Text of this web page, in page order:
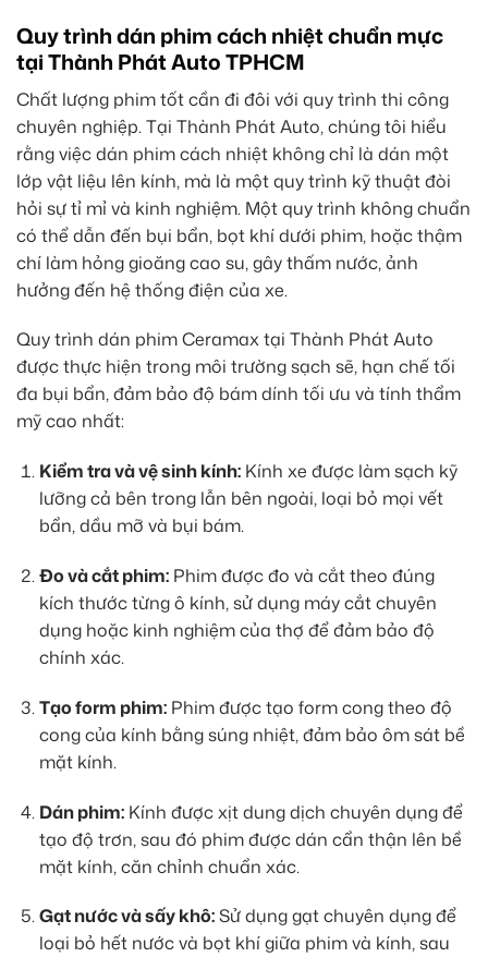
Quy trình dán phim cách nhiệt chuẩn mực
tại Thành Phát Auto TPHCM
Chất lượng phim tốt cần đi đôi với quy trình thi công
chuyên nghiệp. Tại Thành Phát Auto, chúng tôi hiểu
rằng việc dán phim cách nhiệt không chỉ là dán một
lớp vật liệu lên kính, mà là một quy trình kỹ thuật đòi
hỏi sự tỉ mỉ và kinh nghiệm. Một quy trình không chuẩn
có thể dẫn đến bụi bẩn, bọt khí dưới phim, hoặc thậm
chí làm hỏng gioăng cao su, gây thấm nước, ảnh
hưởng đến hệ thống điện của xe.
Quy trình dán phim Ceramax tại Thành Phát Auto
được thực hiện trong môi trường sạch sẽ, hạn chế tối
đa bụi bẩn, đảm bảo độ bám dính tối ưu và tính thẩm
mỹ cao nhất:
Kiểm tra và vệ sinh kính:Kính xe được làm sạch kỹ
lưỡng cả bên trong lẫn bên ngoài, loại bỏ mọi vết
bẩn, dầu mỡ và bụi bám.
Đo và cắt phim:Phim được đo và cắt theo đúng
kích thước từng ô kính, sử dụng máy cắt chuyên
dụng hoặc kinh nghiệm của thợ để đảm bảo độ
chính xác.
Tạo form phim:Phim được tạo form cong theo độ
cong của kính bằng súng nhiệt, đảm bảo ôm sát bề
mặt kính.
Dán phim:Kính được xịt dung dịch chuyên dụng để
tạo độ trơn, sau đó phim được dán cẩn thận lên bề
mặt kính, căn chỉnh chuẩn xác.
Gạt nước và sấy khô:Sử dụng gạt chuyên dụng để
loại bỏ hết nước và bọt khí giữa phim và kính, sau